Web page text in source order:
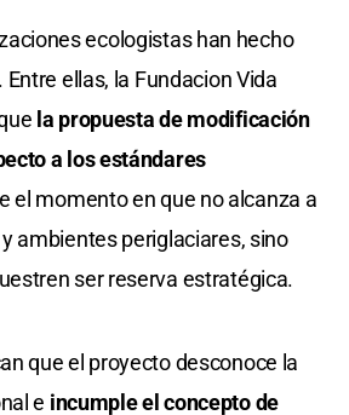
ecologistas han hecho
ellas, la Fundacion Vida
la propuesta de modificación
a los estándares
el momento en que no alcanza a
ambientes periglaciares, sino
ser reserva estratégica.
que el proyecto desconoce la
e incumple el concepto de